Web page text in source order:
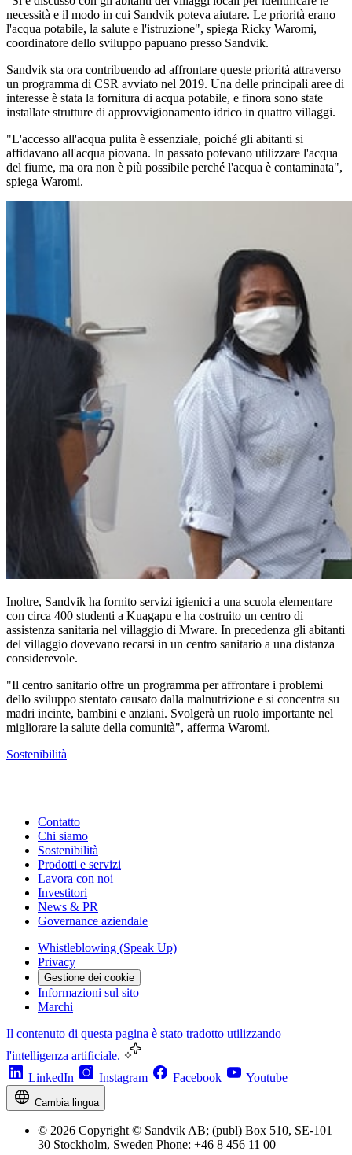
necessità e il modo in cui Sandvik poteva aiutare. Le priorità erano
l'acqua potabile, la salute e l'istruzione", spiega Ricky Waromi,
coordinatore dello sviluppo papuano presso Sandvik.
Sandvik sta ora contribuendo ad affrontare queste priorità attraverso
un programma di CSR avviato nel 2019. Una delle principali aree di
interesse è stata la fornitura di acqua potabile, e finora sono state
installate strutture di approvvigionamento idrico in quattro villaggi.
"L'accesso all'acqua pulita è essenziale, poiché gli abitanti si
affidavano all'acqua piovana. In passato potevano utilizzare l'acqua
del fiume, ma ora non è più possibile perché l'acqua è contaminata",
spiega Waromi.
Inoltre, Sandvik ha fornito servizi igienici a una scuola elementare
con circa 400 studenti a Kuagapu e ha costruito un centro di
assistenza sanitaria nel villaggio di Mware. In precedenza gli abitanti
del villaggio dovevano recarsi in un centro sanitario a una distanza
considerevole.
"Il centro sanitario offre un programma per affrontare i problemi
dello sviluppo stentato causato dalla malnutrizione e si concentra su
madri incinte, bambini e anziani. Svolgerà un ruolo importante nel
migliorare la salute della comunità", afferma Waromi.
Sostenibilità
Contatto
Chi siamo
Sostenibilità
Prodotti e servizi
Lavora con noi
Investitori
News & PR
Governance aziendale
Whistleblowing (Speak Up)
Privacy
Gestione dei cookie
Informazioni sul sito
Marchi
Il contenuto di questa pagina è stato tradotto utilizzando
l'intelligenza artificiale.
LinkedIn
Instagram Facebook Youtube
Cambia lingua
© 2026 Copyright © Sandvik AB; (publ) Box 510, SE-101
30 Stockholm, Sweden Phone: +46 8 456 11 00